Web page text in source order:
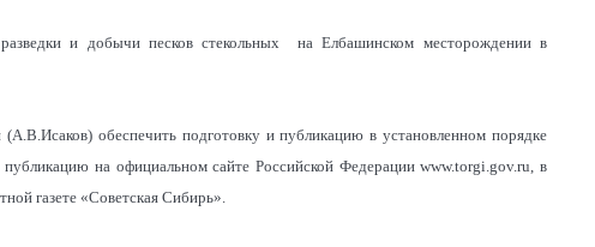
и добычи песков стекольных на Елбашинском месторождении в
обеспечить подготовку и публикацию в установленном порядке
на официальном сайте Российской Федерации www.torgi.gov.ru, в
газете «Советская Сибирь».